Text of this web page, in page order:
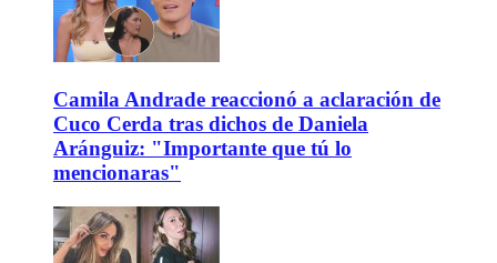
Camila Andrade reaccionó a aclaración de
Cuco Cerda tras dichos de Daniela
Aránguiz: "Importante que tú lo
mencionaras"